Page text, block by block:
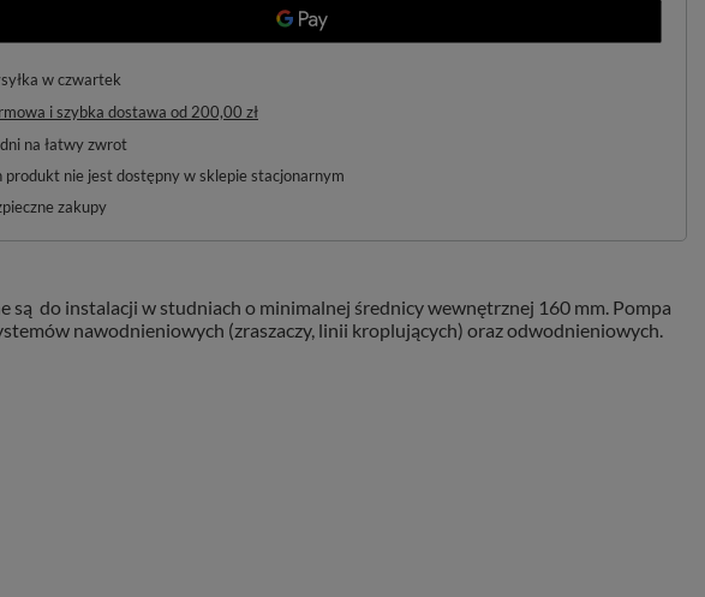
w czwartek
i szybka dostawa od 200,00 zł
dni na łatwy zwrot
produkt nie jest dostępny w sklepie stacjonarnym
zakupy
są do instalacji w studniach o minimalnej średnicy wewnętrznej 160 mm. Pompa
nawodnieniowych (zraszaczy, linii kroplujących) oraz odwodnieniowych.